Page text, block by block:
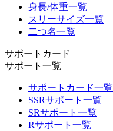
身長/体重一覧
スリーサイズ一覧
二つ名一覧
サポートカード
サポート一覧
サポートカード一覧
SSRサポート一覧
SRサポート一覧
Rサポート一覧